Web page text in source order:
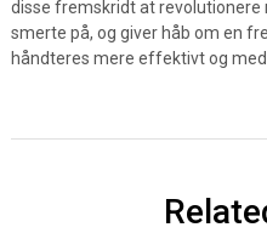
disse fremskridt at
smerte på, og giver håb om en
håndteres mere effektivt og